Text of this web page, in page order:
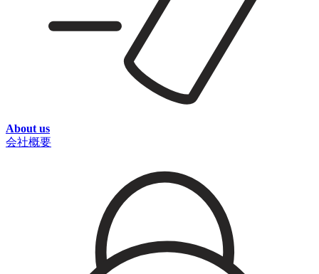
About us
会社概要